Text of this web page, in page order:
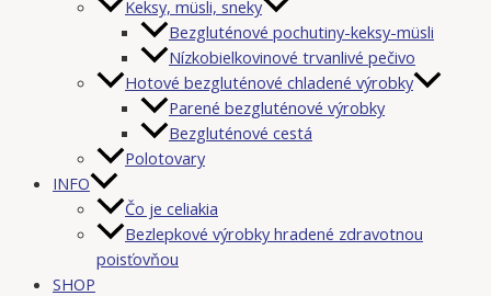
Keksy, müsli, sneky
Bezgluténové pochutiny-keksy-müsli
Nízkobielkovinové trvanlivé pečivo
Hotové bezgluténové chladené výrobky
Parené bezgluténové výrobky
Bezgluténové cestá
Polotovary
INFO
Čo je celiakia
Bezlepkové výrobky hradené zdravotnou
poisťovňou
SHOP